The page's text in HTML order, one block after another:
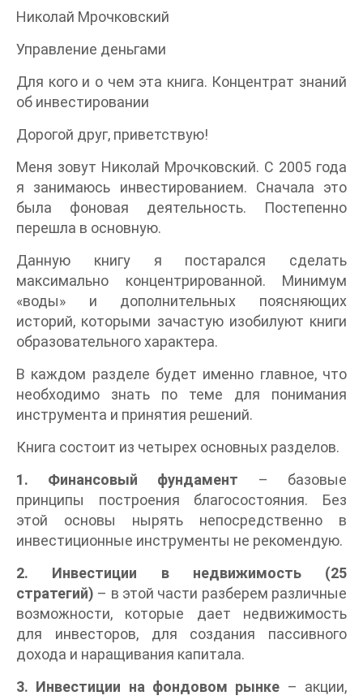
Николай Мрочковский
Управление деньгами
Для кого и о чем эта книга. Концентрат знаний
об инвестировании
Дорогой друг, приветствую!
Меня зовут Николай Мрочковский. С 2005 года
я занимаюсь инвестированием. Сначала это
была фоновая деятельность. Постепенно
перешла в основную.
Данную книгу я постарался сделать
максимально концентрированной. Минимум
«воды» и дополнительных поясняющих
историй, которыми зачастую изобилуют книги
образовательного характера.
В каждом разделе будет именно главное, что
необходимо знать по теме для понимания
инструмента и принятия решений.
Книга состоит из четырех основных разделов.
1. Финансовый фундамент – базовые
принципы построения благосостояния. Без
этой основы нырять непосредственно в
инвестиционные инструменты не рекомендую.
2. Инвестиции в недвижимость (25
стратегий) – в этой части разберем различные
возможности, которые дает недвижимость
для инвесторов, для создания пассивного
дохода и наращивания капитала.
3. Инвестиции на фондовом рынке – акции,